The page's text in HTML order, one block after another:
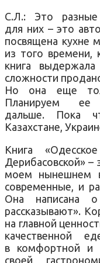
С.Л.: Это разные
для них – это
посвящена кухне
из того времени,
книга
сложности
Но она еще
Планируем
дальше. Пока
Казахстане,
Книга
Дерибасовской»
моем нынешнем
современные, и
Она написана
рассказывают».
на главной
качественной
в комфортной и
своей